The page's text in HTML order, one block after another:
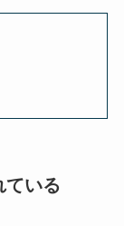
いる